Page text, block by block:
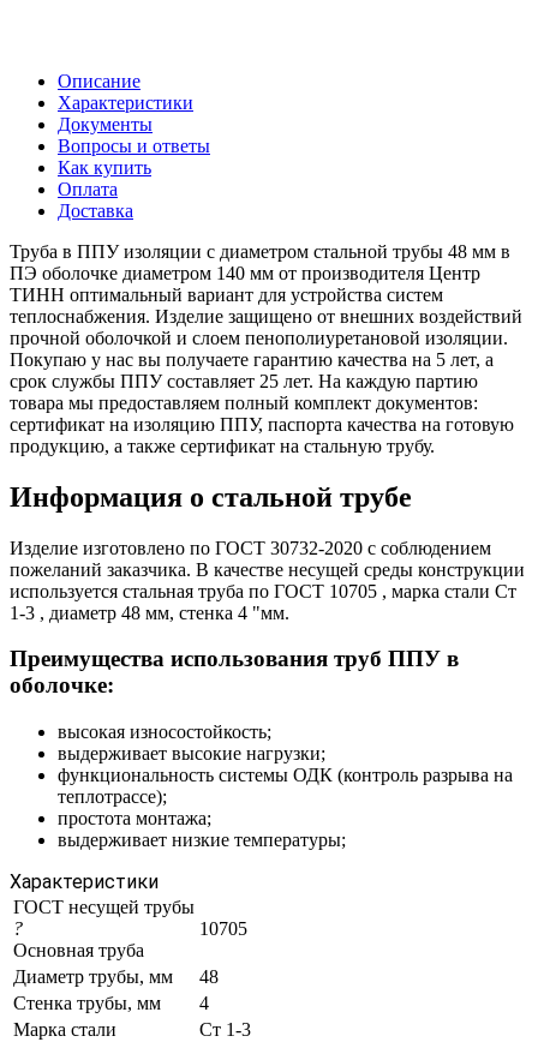
Описание
Характеристики
Документы
Вопросы и ответы
Как купить
Оплата
Доставка
Труба в ППУ изоляции с диаметром стальной трубы 48 мм в
ПЭ оболочке диаметром 140 мм от производителя Центр
ТИНН оптимальный вариант для устройства систем
теплоснабжения. Изделие защищено от внешних воздействий
прочной оболочкой и слоем пенополиуретановой изоляции.
Покупаю у нас вы получаете гарантию качества на 5 лет, а
срок службы ППУ составляет 25 лет. На каждую партию
товара мы предоставляем полный комплект документов:
сертификат на изоляцию ППУ, паспорта качества на готовую
продукцию, а также сертификат на стальную трубу.
Информация о стальной трубе
Изделие изготовлено по ГОСТ 30732-2020 с соблюдением
пожеланий заказчика. В качестве несущей среды конструкции
используется стальная труба по ГОСТ 10705 , марка стали Ст
1-3 , диаметр 48 мм, стенка 4 "мм.
Преимущества использования труб ППУ в
оболочке:
высокая износостойкость;
выдерживает высокие нагрузки;
функциональность системы ОДК (контроль разрыва на
теплотрассе);
простота монтажа;
выдерживает низкие температуры;
Характеристики
ГОСТ несущей трубы
?
Основная труба
10705
Диаметр трубы, мм
48
Стенка трубы, мм
4
Марка стали
Ст 1-3